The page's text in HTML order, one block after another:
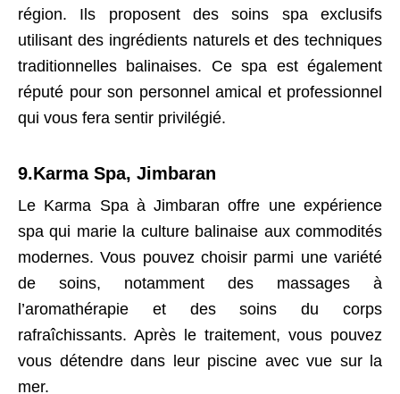
région. Ils proposent des soins spa exclusifs
utilisant des ingrédients naturels et des techniques
traditionnelles balinaises. Ce spa est également
réputé pour son personnel amical et professionnel
qui vous fera sentir privilégié.
9.Karma Spa, Jimbaran
Le Karma Spa à Jimbaran offre une expérience
spa qui marie la culture balinaise aux commodités
modernes. Vous pouvez choisir parmi une variété
de soins, notamment des massages à
l’aromathérapie et des soins du corps
rafraîchissants. Après le traitement, vous pouvez
vous détendre dans leur piscine avec vue sur la
mer.